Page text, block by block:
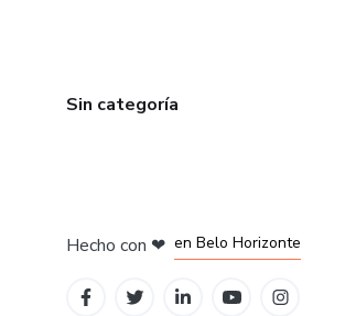
Sin categoría
Hecho con ❤ en Belo Horizonte